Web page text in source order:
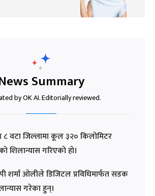
Summary
by OK AI. Editorially reviewed.
वटा जिल्लामा कूल ३२० किलोमिटर
शिलान्यास गरिएकाे हाे।
शर्मा ओलीले डिजिटल प्रविधिमार्फत सडक
गरेका हुन्।